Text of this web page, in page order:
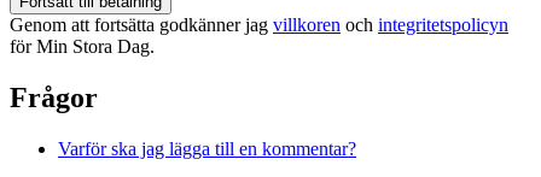
Genom att fortsätta godkänner jag villkoren och integritetspolicyn
för Min Stora Dag.
Frågor
Varför ska jag lägga till en kommentar?